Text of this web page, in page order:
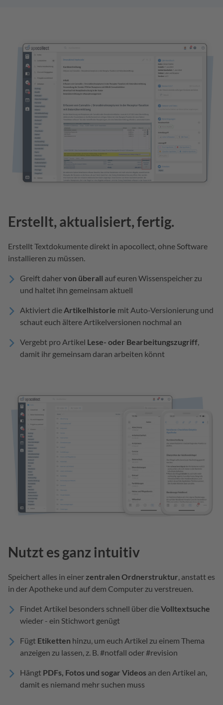
Erstellt, aktualisiert, fertig.
Erstellt Textdokumente direkt in apocollect, ohne Software
installieren zu müssen.
Greift dahervon überall auf euren Wissenspeicher zu
und haltet ihn gemeinsam aktuell
Aktiviert dieArtikelhistorie mit Auto-Versionierung und
schaut euch ältere Artikelversionen nochmal an
Vergebt pro Artikel Lese- oder Bearbeitungszugriff,
damit ihr gemeinsam daran arbeiten könnt
Nutzt es ganz intuitiv
Speichert alles in einer zentralen Ordnerstruktur , anstatt es
in der Apotheke und auf dem Computer zu verstreuen.
Findet Artikel besonders schnell über dieVolltextsuche
wieder - ein Stichwort genügt
Fügt Etiketten hinzu, um euch Artikel zu einem Thema
anzeigen zu lassen, z. B. #notfall oder #revision
Hängt PDFs, Fotos und sogar Videos an den Artikel an,
damit es niemand mehr suchen muss